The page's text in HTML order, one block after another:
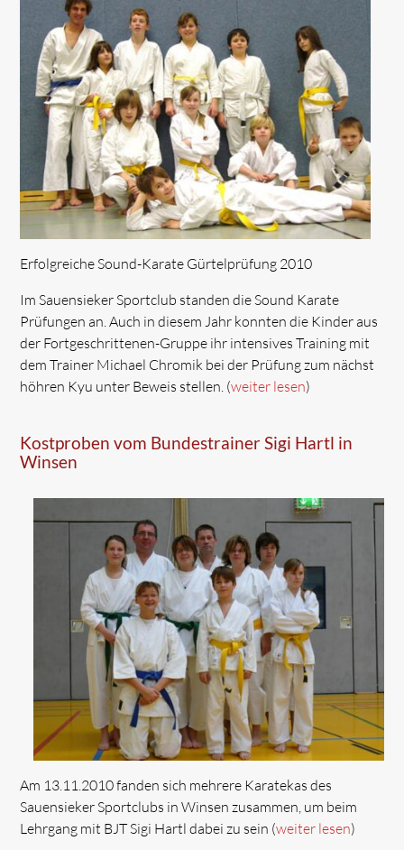
Erfolgreiche Sound-Karate Gürtelprüfung 2010
Im Sauensieker Sportclub standen die Sound Karate
Prüfungen an. Auch in diesem Jahr konnten die Kinder aus
der Fortgeschrittenen-Gruppe ihr intensives Training mit
dem Trainer Michael Chromik bei der Prüfung zum nächst
höhren Kyu unter Beweis stellen. (weiter lesen)
Kostproben vom Bundestrainer Sigi Hartl in
Winsen
Am 13.11.2010 fanden sich mehrere Karatekas des
Sauensieker Sportclubs in Winsen zusammen, um beim
Lehrgang mit BJT Sigi Hartl dabei zu sein (weiter lesen)